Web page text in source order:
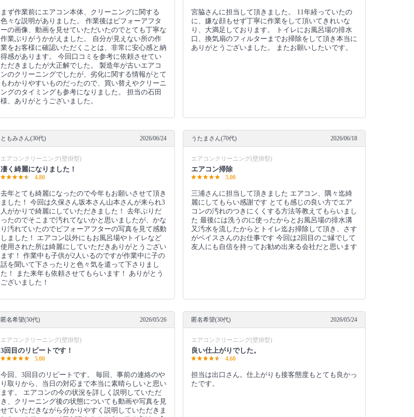
まず作業前にエアコン本体、クリーニングに関する
色々な説明がありました。 作業後はビフォーアフタ
ーの画像、動画を見せていただいたのでとても丁寧な
作業ぶりがうかがえました。 自分が見えない所の作
業をお客様に確認いただくことは、非常に安心感と納
得感があります。 今回口コミを参考に依頼させてい
ただきましたが大正解でした。 製造年が古いエアコ
ンのクリーニングでしたが、劣化に関する情報がとて
もわかりやすいものだったので、買い替えやクリーニ
ングのタイミングも参考になりました。 担当の石田
様、ありがとうございました。
宮脇さんに担当して頂きました。 11年経っていたの
に、嫌な顔もせず丁寧に作業をして頂いてきれいな
り、大満足しております。 トイレにお風呂場の排水
口、換気扇のフィルターまでお掃除をして頂き本当に
ありがとうございました。 またお願いしたいです。
ともみさん(30代) 2026/06/24
エアコンクリーニング(壁掛型)
凄く綺麗になりました！
4.80
去年とても綺麗になったので今年もお願いさせて頂き
ました！ 今回は久保さん坂本さん山本さんが来られ3
人がかりで綺麗にしていただきました！ 去年ぶりだ
ったのでそこまで汚れてないかと思いましたが、かな
り汚れていたのでビフォーアフターの写真を見て感動
しました！ エアコン以外にもお風呂場やトイレなど
使用された所は綺麗にしていただきありがとうござい
ます！ 作業中も子供が2人いるのですが作業中に子の
話を聞いて下さったりと色々気を遣って下さりまし
た！ また来年も依頼させてもらいます！ ありがとう
ございました！
うたまさん(70代) 2026/06/18
エアコンクリーニング(壁掛型)
エアコン掃除
5.00
三浦さんに担当して頂きました エアコン、隅々迄綺
麗にしてもらい感謝です とても感じの良い方でエア
コンの汚れのつきにくくする方法等教えてもらいまし
た 最後には洗うのに使ったからとお風呂場の排水溝
又汚水を流したからとトイレ迄お掃除して頂き、さす
がベイスさんのお仕事です 今回は2回目のご縁でして
友人にも自信を持ってお勧め出来る会社だと思います
匿名希望(50代) 2026/05/26
エアコンクリーニング(壁掛型)
3回目のリピートです！
5.00
今回、3回目のリピートです。 毎回、事前の連絡のや
り取りから、当日の対応まで本当に素晴らしいと思い
ます。 エアコンの今の状況を詳しく説明していただ
き、クリーニング後の状態についても動画や写真を見
せていただきながら分かりやすく説明していただきま
匿名希望(30代) 2026/05/24
エアコンクリーニング(壁掛型)
良い仕上がりでした。
4.60
担当は出口さん。仕上がりも接客態度もとても良かっ
たです。